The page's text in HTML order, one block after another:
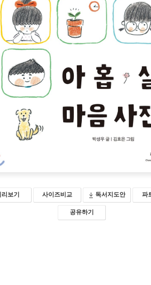
리보기 사이즈비교 독서지도안 파
공유하기